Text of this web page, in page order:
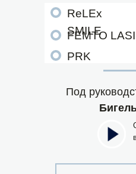
Под
FEMTO
PRK
ReLEx
SMILE